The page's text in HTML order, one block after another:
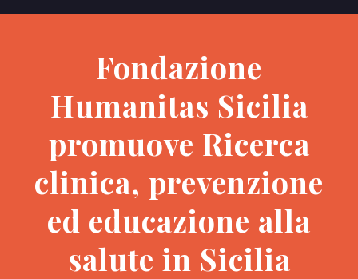
Fondazione
Humanitas Sicilia
promuove Ricerca
clinica, prevenzione
ed educazione alla
salute in Sicilia